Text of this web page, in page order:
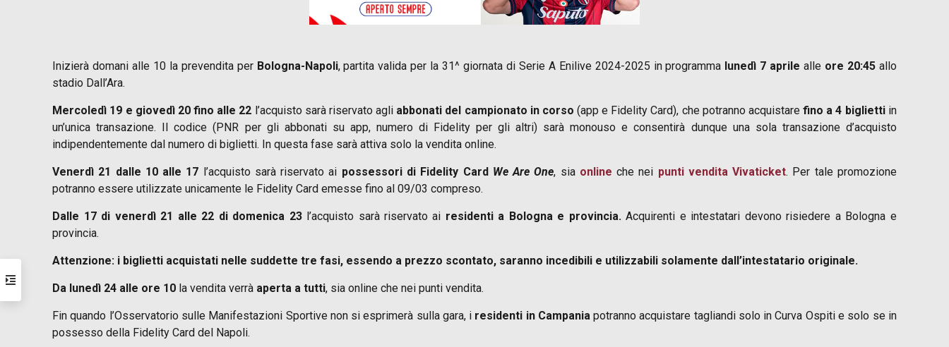
Inizierà domani alle 10 la prevendita per Bologna-Napoli, partita valida per la 31^ giornata di Serie A Enilive 2024-2025 in programma lunedì 7 aprilealle ore 20:45allo
stadio Dall’Ara.
Mercoledì 19 e giovedì 20 fino alle 22 l’acquisto sarà riservato agli abbonati del campionato in corso (app e Fidelity Card), che potranno acquistarefino a 4 bigliettiin
un’unica transazione. Il codice (PNR per gli abbonati su app, numero di Fidelity per gli altri) sarà monouso e consentirà dunque una sola transazione d’acquisto
indipendentemente dal numero di biglietti. In questa fase sarà attiva solo la vendita online.
Venerdì 21 dalle 10 alle 17 l’acquisto sarà riservato ai possessori di Fidelity Card We Are One, sia online che nei punti vendita Vivaticket. Per tale promozione
potranno essere utilizzate unicamente le Fidelity Card emesse fino al 09/03 compreso.
Dalle 17 di venerdì 21 alle 22 di domenica 23l’acquisto sarà riservato ai residenti a Bologna e provincia.Acquirenti e intestatari devono risiedere a Bologna e
provincia.
Attenzione: i biglietti acquistati nelle suddette tre fasi, essendo a prezzo scontato, saranno incedibili e utilizzabili solamente dall’intestatario originale.
Da lunedì 24 alle ore 10 la vendita verrà aperta a tutti, sia online che nei punti vendita.
Fin quando l’Osservatorio sulle Manifestazioni Sportive non si esprimerà sulla gara, i residenti in Campaniapotranno acquistare tagliandi solo in Curva Ospiti e solo se in
possesso della Fidelity Card del Napoli.